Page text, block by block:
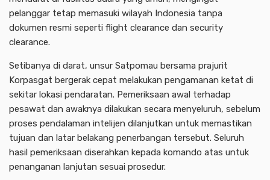
pelanggar tetap memasuki wilayah Indonesia tanpa
dokumen resmi seperti flight clearance dan security
clearance.
Setibanya di darat, unsur Satpomau bersama prajurit
Korpasgat bergerak cepat melakukan pengamanan ketat di
sekitar lokasi pendaratan. Pemeriksaan awal terhadap
pesawat dan awaknya dilakukan secara menyeluruh, sebelum
proses pendalaman intelijen dilanjutkan untuk memastikan
tujuan dan latar belakang penerbangan tersebut. Seluruh
hasil pemeriksaan diserahkan kepada komando atas untuk
penanganan lanjutan sesuai prosedur.